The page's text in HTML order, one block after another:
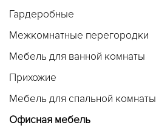
Гардеробные
Межкомнатные перегородки
Мебель для ванной комнаты
Прихожие
Мебель для спальной комнаты
Офисная мебель